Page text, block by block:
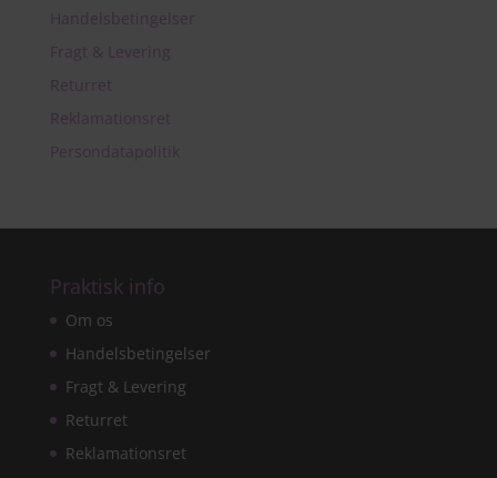
Handelsbetingelser
Fragt & Levering
Returret
Reklamationsret
Persondatapolitik
Praktisk info
Om os
Handelsbetingelser
Fragt & Levering
Returret
Reklamationsret